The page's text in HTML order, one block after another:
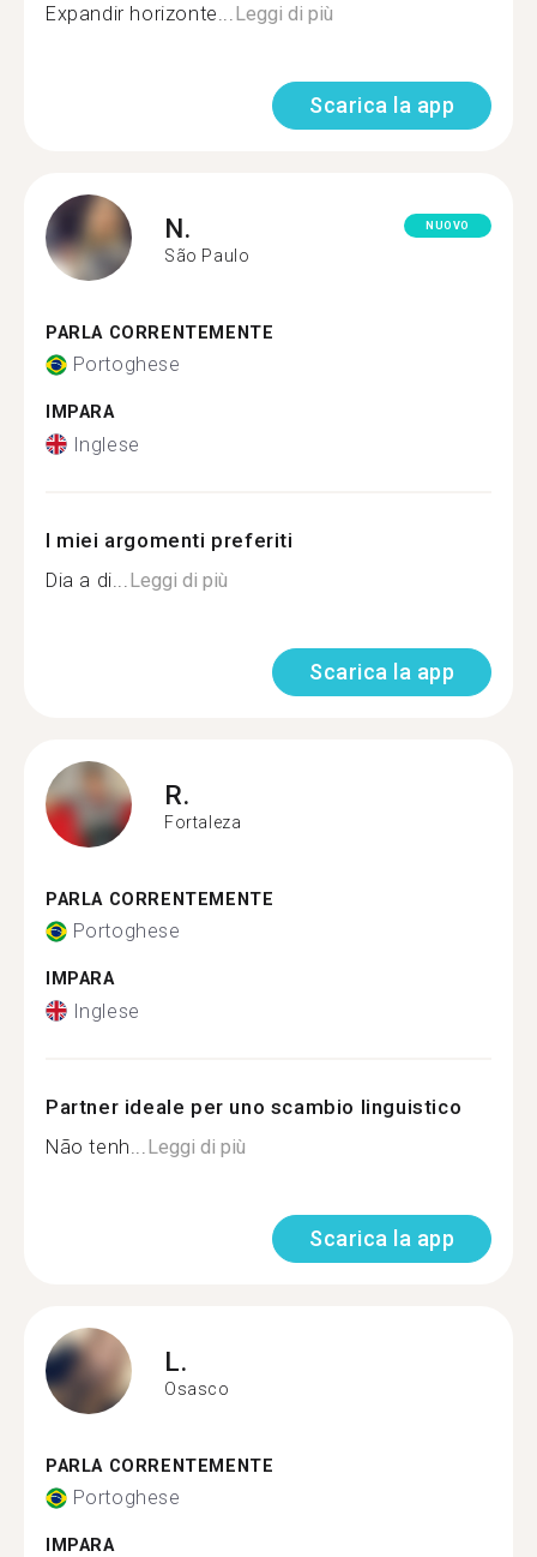
Expandir horizonte... Leggi di più
Scarica la app
N.
São Paulo
NUOVO
PARLA CORRENTEMENTE
Portoghese
IMPARA
Inglese
I miei argomenti preferiti
Dia a di... Leggi di più
Scarica la app
R.
Fortaleza
PARLA CORRENTEMENTE
Portoghese
IMPARA
Inglese
Partner ideale per uno scambio linguistico
Não tenh... Leggi di più
Scarica la app
L.
Osasco
PARLA CORRENTEMENTE
Portoghese
IMPARA